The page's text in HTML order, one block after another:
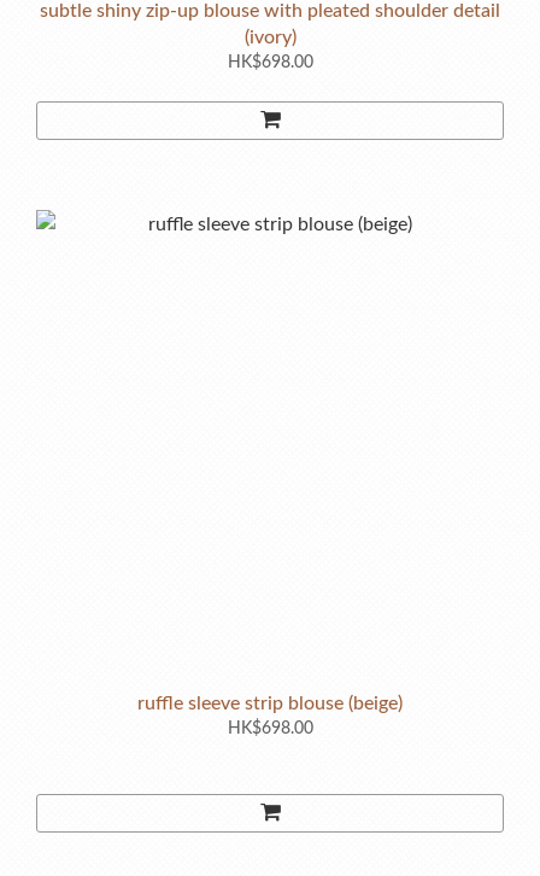
subtle shiny zip-up blouse with pleated shoulder detail
(ivory)
HK$698.00
ruffle sleeve strip blouse (beige)
HK$698.00